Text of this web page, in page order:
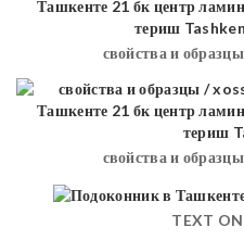
свойства и
свойства и
TEXT